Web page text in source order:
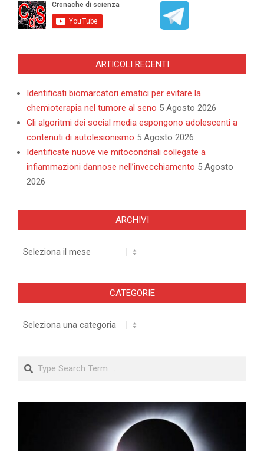
ARTICOLI RECENTI
Identificati biomarcatori ematici per evitare la
chemioterapia nel tumore al seno 5 Agosto 2026
Gli algoritmi dei social media espongono adolescenti a
contenuti di autolesionismo 5 Agosto 2026
Identificate nuove vie mitocondriali collegate a
infiammazioni dannose nell’invecchiamento 5 Agosto
2026
ARCHIVI
Archivi
CATEGORIE
Categorie
Search